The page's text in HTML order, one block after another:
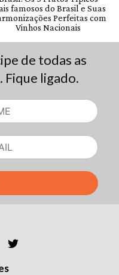
de todas as
Fique ligado.